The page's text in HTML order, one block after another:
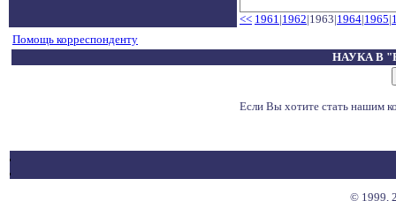
<< 1961|1962|1963|1964|1965|
Помощь корреспонденту
НАУКА В
Если Вы хотите стать нашим
© 1999,